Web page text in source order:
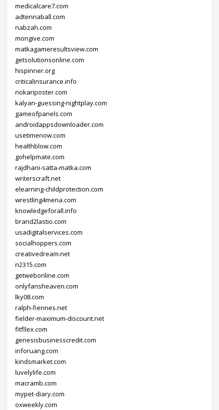
medicalcare7.com
adtennaball.com
nabzah.com
mongive.com
matkagameresultsview.com
getsolutionsonline.com
hispinner.org
criticalinsurance.info
nokariposter.com
kalyan-guessing-nightplay.com
gameofpanels.com
androidappsdownloader.com
usetimenow.com
healthblow.com
gohelpmate.com
rajdhani-satta-matka.com
writerscraft.net
elearning-childprotection.com
wrestling4mena.com
knowledgeforall.info
brand2lastio.com
usadigitalservices.com
socialhoppers.com
creativedream.net
n2315.com
getwebonline.com
onlyfansheaven.com
lky08.com
ralph-fiennes.net
fielder-maximum-discount.net
fitfllex.com
genesisbusinesscredit.com
inforuang.com
kindsmarket.com
luvelylife.com
macramb.com
mypet-diary.com
oxweekly.com